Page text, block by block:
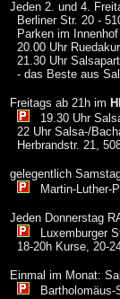
Jeden 2. und 4.
Berliner Str. 20 -
Parken im
20.00 Uhr
21.30 Uhr
- das Beste aus
Freitags ab 21h im
19.30 Uhr
22 Uhr Salsa-/
Herbrandstr. 21,
gelegentlich
Martin-Luther-
Jeden Donnerstag
Luxemburger
18-20h Kurse, 20-
Einmal im Monat:
Bartholomäus-